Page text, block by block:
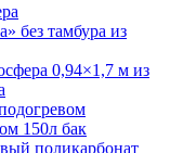
без тамбура из
0,94×1,7 м из
150л бак
поликарбонат